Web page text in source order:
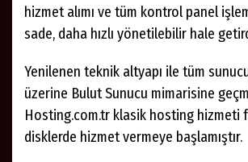
hizmet alımı ve tüm kontrol panel
sade, daha hızlı yönetilebilir hale
Yenilenen teknik altyapı ile tüm
üzerine Bulut Sunucu mimarisine
Hosting.com.tr klasik hosting hizmeti
disklerde hizmet vermeye başlamıştır.